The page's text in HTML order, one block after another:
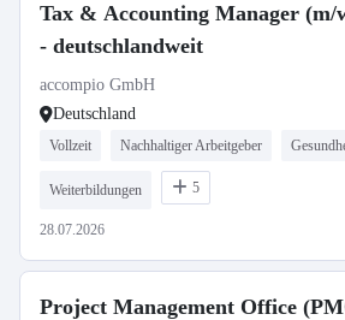
Tax & Accounting Manager (m/
- deutschlandweit
accompio GmbH
Deutschland
Vollzeit Nachhaltiger Arbeitgeber
Weiterbildungen 5
28.07.2026
Project Management Office